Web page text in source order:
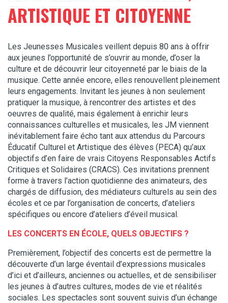
ARTISTIQUE ET CITOYENNE
Les Jeunesses Musicales veillent depuis 80 ans à offrir
aux jeunes l’opportunité de s’ouvrir au monde, d’oser la
culture et de découvrir leur citoyenneté par le biais de la
musique. Cette année encore, elles renouvellent pleinement
leurs engagements. Invitant les jeunes à non seulement
pratiquer la musique, à rencontrer des artistes et des
oeuvres de qualité, mais également à enrichir leurs
connaissances culturelles et musicales, les JM viennent
inévitablement faire écho tant aux attendus du Parcours
Éducatif Culturel et Artistique des élèves (PECA) qu’aux
objectifs d’en faire de vrais Citoyens Responsables Actifs
Critiques et Solidaires (CRACS). Ces invitations prennent
forme à travers l’action quotidienne des animateurs, des
chargés de diffusion, des médiateurs culturels au sein des
écoles et ce par l’organisation de concerts, d’ateliers
spécifiques ou encore d’ateliers d’éveil musical.
LES CONCERTS EN ÉCOLE, QUELS OBJECTIFS ?
Premièrement, l’objectif des concerts est de permettre la
découverte d’un large éventail d’expressions musicales
d’ici et d’ailleurs, anciennes ou actuelles, et de sensibiliser
les jeunes à d’autres cultures, modes de vie et réalités
sociales. Les spectacles sont souvent suivis d’un échange